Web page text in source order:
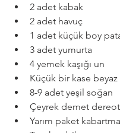
2 adet kabak
2 adet havuç
1 adet küçük boy
3 adet yumurta
4 yemek kaşığı un
Küçük bir kase
8-9 adet yeşil soğan
Çeyrek demet
Yarım paket